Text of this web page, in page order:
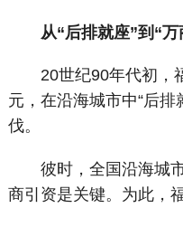
从“后排就座”到“万
20世纪90年代初，
元，在沿海城市中“后
伐。
彼时，全国沿海城市
商引资是关键。为此，